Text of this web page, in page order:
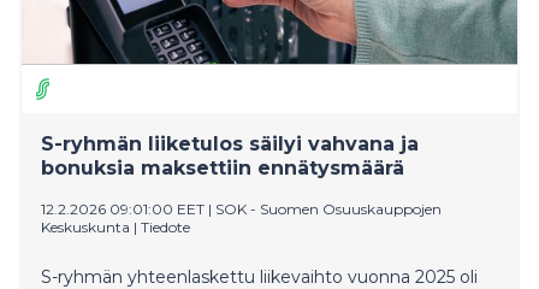
S-ryhmän liiketulos säilyi vahvana ja
bonuksia maksettiin ennätysmäärä
12.2.2026 09:01:00 EET | SOK - Suomen Osuuskauppojen
Keskuskunta | Tiedote
S-ryhmän yhteenlaskettu liikevaihto vuonna 2025 oli